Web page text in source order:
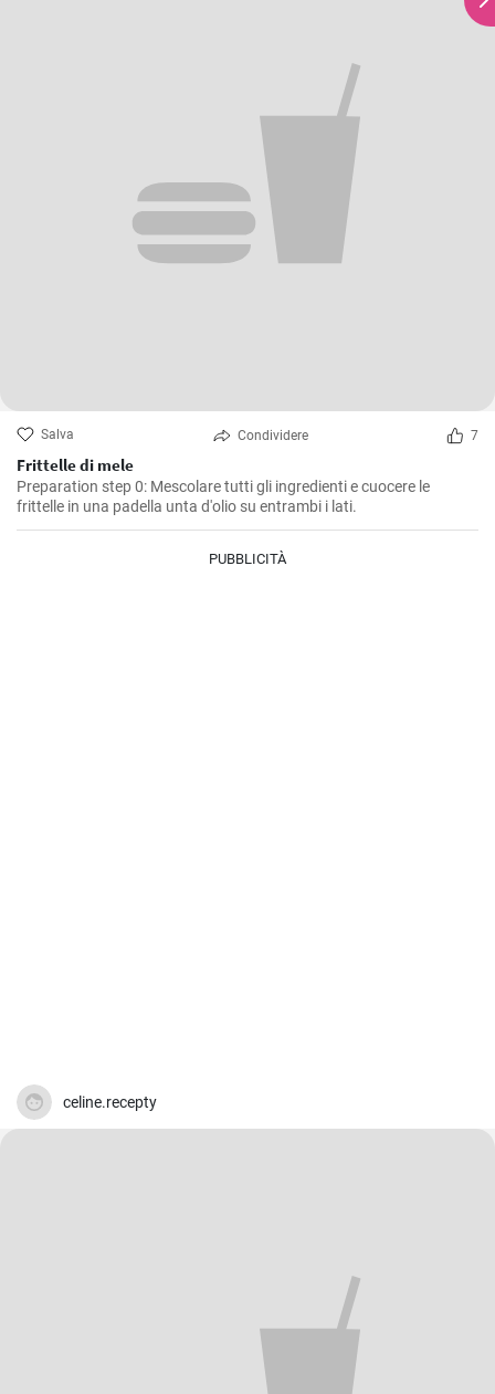
Salva Condividere 7
Frittelle di mele
Preparation step 0: Mescolare tutti gli ingredienti e cuocere le
frittelle in una padella unta d'olio su entrambi i lati.
PUBBLICITÀ
celine.recepty